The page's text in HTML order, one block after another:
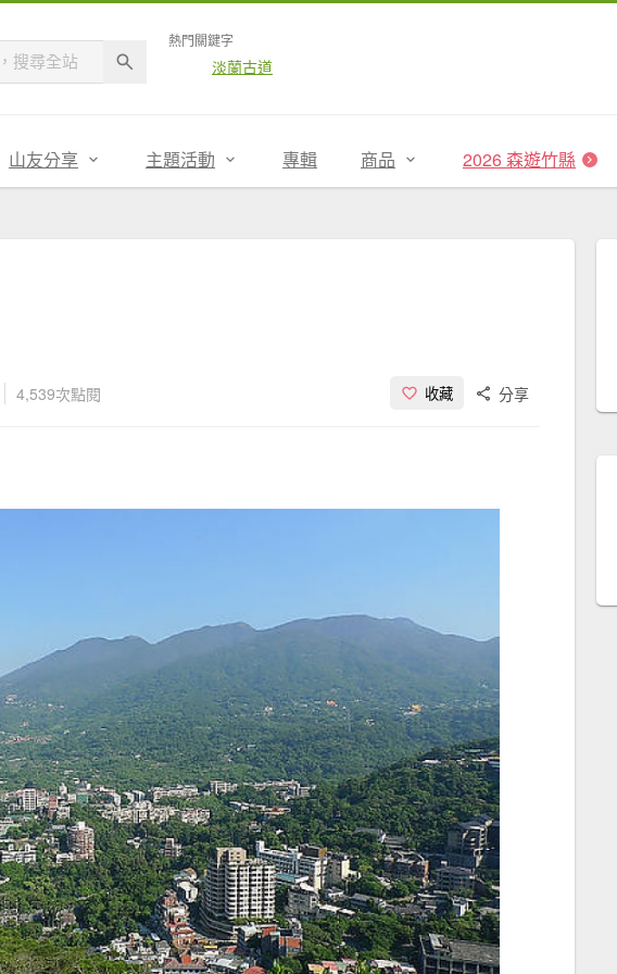
熱門關鍵字
淡蘭古道
山友分享 主題活動 專輯 商品 2026 森遊竹縣
4,539次點閱 收藏 分享